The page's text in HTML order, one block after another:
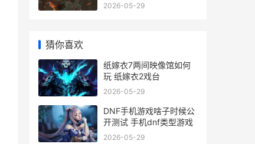
2026-05-29
猜你喜欢
纸嫁衣7两间映像馆如何
玩 纸嫁衣2戏台
2026-05-29
DNF手机游戏啥子时候公
开测试 手机dnf类型游戏
2026-05-29